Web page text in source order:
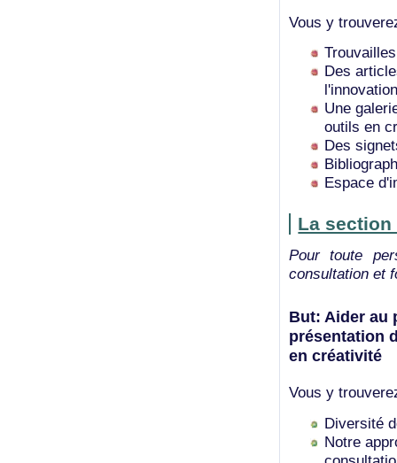
Vous y
Des
Une
outils en
Des
Espace
La
Pour toute
consultation et
But: Aider au
présentation
en créativité
Vous y
Diversité
Notre